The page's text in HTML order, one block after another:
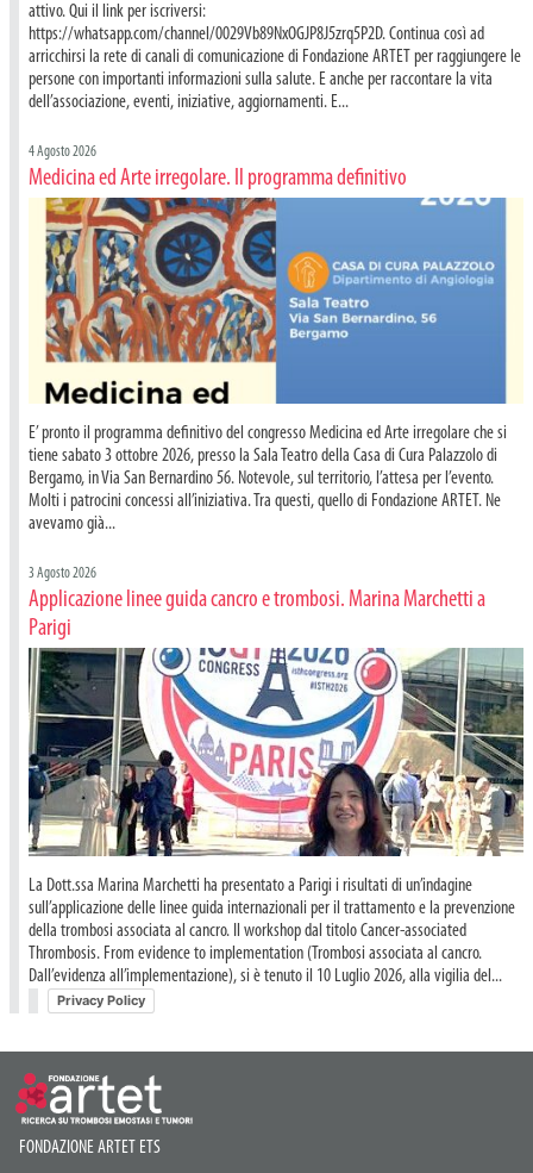
attivo. Qui il link per iscriversi:
https://whatsapp.com/channel/0029Vb89NxOGJP8J5zrq5P2D. Continua così ad
arricchirsi la rete di canali di comunicazione di Fondazione ARTET per raggiungere le
persone con importanti informazioni sulla salute. E anche per raccontare la vita
dell’associazione, eventi, iniziative, aggiornamenti. E...
4 Agosto 2026
Medicina ed Arte irregolare. Il programma definitivo
E’ pronto il programma definitivo del congresso Medicina ed Arte irregolare che si
tiene sabato 3 ottobre 2026, presso la Sala Teatro della Casa di Cura Palazzolo di
Bergamo, in Via San Bernardino 56. Notevole, sul territorio, l’attesa per l’evento.
Molti i patrocini concessi all’iniziativa. Tra questi, quello di Fondazione ARTET. Ne
avevamo già...
3 Agosto 2026
Applicazione linee guida cancro e trombosi. Marina Marchetti a
Parigi
La Dott.ssa Marina Marchetti ha presentato a Parigi i risultati di un’indagine
sull’applicazione delle linee guida internazionali per il trattamento e la prevenzione
della trombosi associata al cancro. Il workshop dal titolo Cancer-associated
Thrombosis. From evidence to implementation (Trombosi associata al cancro.
Dall’evidenza all’implementazione), si è tenuto il 10 Luglio 2026, alla vigilia del...
Privacy Policy
FONDAZIONE ARTET ETS